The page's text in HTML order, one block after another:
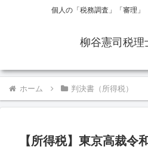
個人の「税務調査」「審理」
柳谷憲司税理
ホーム 判決書（所得税）
【所得税】東京高裁令